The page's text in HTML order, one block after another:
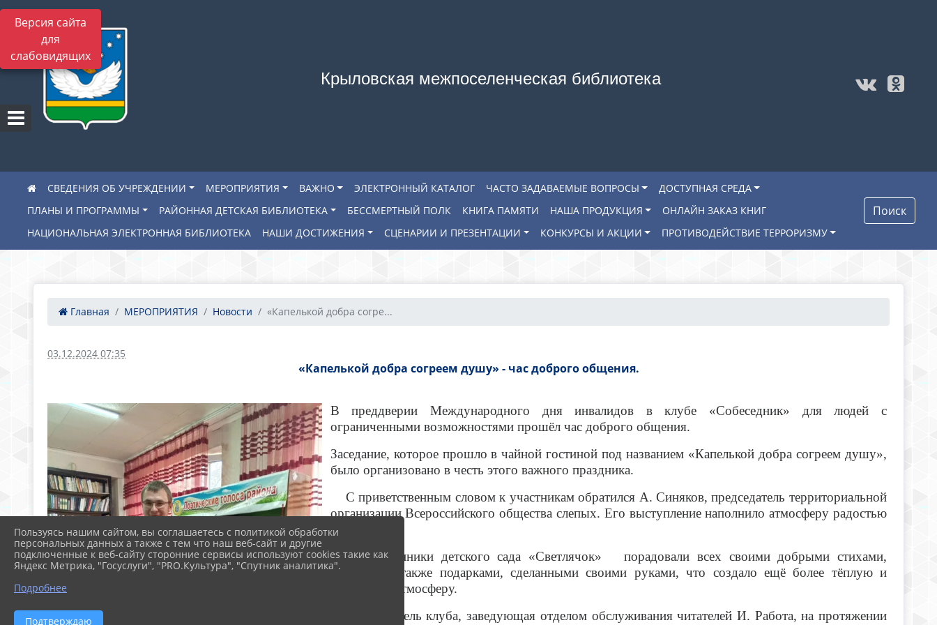
Версия сайта
для
слабовидящих
Крыловская межпоселенческая библиотека
СВЕДЕНИЯ ОБ УЧРЕЖДЕНИИ МЕРОПРИЯТИЯ ВАЖНО ЭЛЕКТРОННЫЙ КАТАЛОГ ЧАСТО ЗАДАВАЕМЫЕ ВОПРОСЫ
ДОСТУПНАЯ СРЕДА
ПЛАНЫ И ПРОГРАММЫ
РАЙОННАЯ ДЕТСКАЯ БИБЛИОТЕКА БЕССМЕРТНЫЙ ПОЛК КНИГА ПАМЯТИ НАША ПРОДУКЦИЯ
ОНЛАЙН ЗАКАЗ КНИГ
НАЦИОНАЛЬНАЯ ЭЛЕКТРОННАЯ БИБЛИОТЕКА
НАШИ ДОСТИЖЕНИЯ СЦЕНАРИИ И ПРЕЗЕНТАЦИИ КОНКУРСЫ И АКЦИИ ПРОТИВОДЕЙСТВИЕ ТЕРРОРИЗМУ
Поиск
Главная МЕРОПРИЯТИЯ Новости «Капелькой добра согре...
03.12.2024 07:35
«Капелькой добра согреем душу» - час доброго общения.
В преддверии Международного дня инвалидов в клубе «Собеседник» для людей с
ограниченными возможностями прошёл час доброго общения.
Заседание, которое прошло в чайной гостиной под названием «Капелькой добра согреем душу»,
было организовано в честь этого важного праздника.
С приветственным словом к участникам обратился А. Синяков, председатель территориальной
организации Всероссийского общества слепых. Его выступление наполнило атмосферу радостью
и теплом.
Воспитанники детского сада «Светлячок» порадовали всех своими добрыми стихами,
песнями, а также подарками, сделанными своими руками, что создало ещё более тёплую и
радостную атмосферу.
Руководитель клуба, заведующая отделом обслуживания читателей И. Работа, на протяжении
Пользуясь нашим сайтом, вы соглашаетесь с политикой обработки
персональных данных а также с тем что наш веб-сайт и другие
подключенные к веб-сайту сторонние сервисы используют cookies такие как
Яндекс Метрика, "Госуслуги", "PRO.Культура", "Спутник аналитика".
Подробнее
Подтверждаю